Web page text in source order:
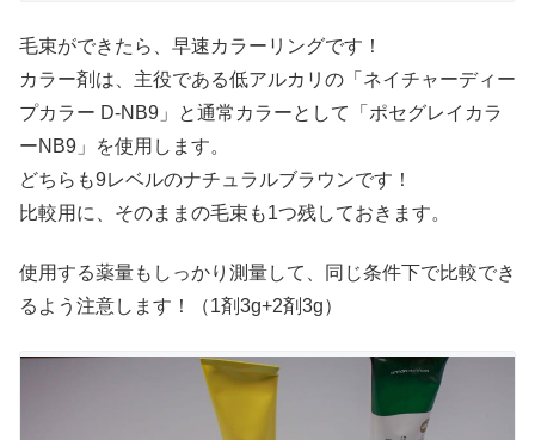
毛束ができたら、早速カラーリングです！
カラー剤は、主役である低アルカリの「ネイチャーディー
プカラー D-NB9」と通常カラーとして「ポセグレイカラ
ーNB9」を使用します。
どちらも9レベルのナチュラルブラウンです！
比較用に、そのままの毛束も1つ残しておきます。
使用する薬量もしっかり測量して、同じ条件下で比較でき
るよう注意します！（1剤3g+2剤3g）